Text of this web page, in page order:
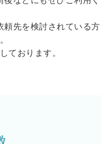
頼先を検討されている方
ております。